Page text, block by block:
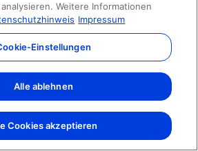
Weitere Informationen
Impressum
Einstellungen
Alle ablehnen
Cookies akzeptieren